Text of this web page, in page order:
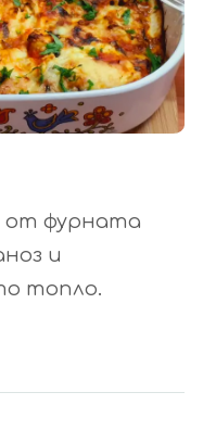
от фурната
и
топло.